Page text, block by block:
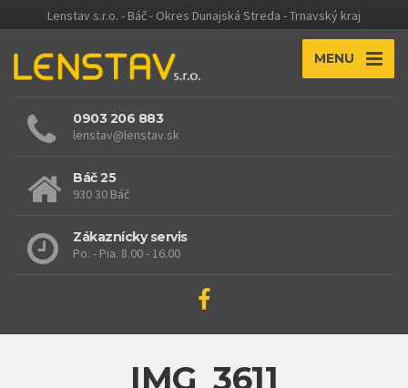
Lenstav s.r.o. - Báč - Okres Dunajská Streda - Trnavský kraj
MENU
0903 206 883
lenstav@lenstav.sk
Báč 25
930 30 Báč
Zákaznícky servis
Po. - Pia. 8.00 - 16.00
IMG_3611